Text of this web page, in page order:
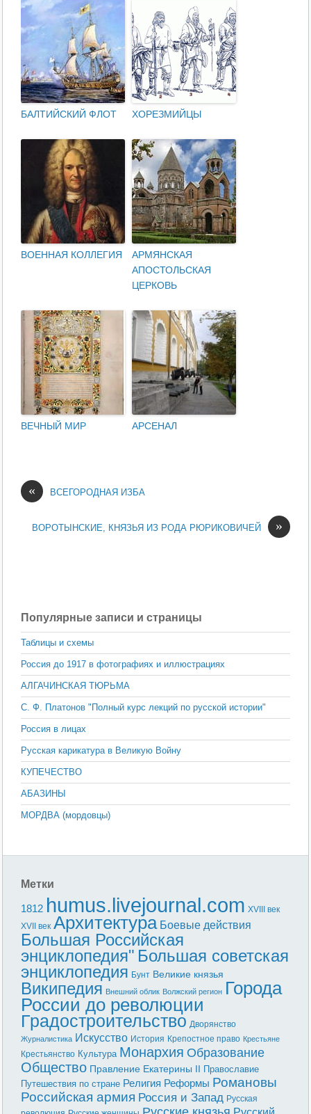
БАЛТИЙСКИЙ ФЛОТ ХОРЕЗМИЙЦЫ
ВОЕННАЯ КОЛЛЕГИЯ
АРМЯНСКАЯ
АПОСТОЛЬСКАЯ
ЦЕРКОВЬ
ВЕЧНЫЙ МИР АРСЕНАЛ
« ВСЕГОРОДНАЯ ИЗБА
»
ВОРОТЫНСКИЕ, КНЯЗЬЯ ИЗ РОДА РЮРИКОВИЧЕЙ
Популярные записи и страницы
Таблицы и схемы
Россия до 1917 в фотографиях и иллюстрациях
АЛГАЧИНСКАЯ ТЮРЬМА
С. Ф. Платонов "Полный курс лекций по русской истории"
Россия в лицах
Русская карикатура в Великую Войну
КУПЕЧЕСТВО
АБАЗИНЫ
МОРДВА (мордовцы)
Метки
1812 humus.livejournal.com XVIII век
XVII век Архитектура Боевые действия
Большая Российская
энциклопедия" Большая советская
энциклопедия Бунт Великие князья
Википедия Внешний облик Волжский регион Города
России до революции
Градостроительство Дворянство
Журналистика Искусство История Крепостное право Крестьяне
Крестьянство Культура Монархия Образование
Общество Правление Екатерины II Православие
Путешествия по стране Религия Реформы Романовы
Российская армия Россия и Запад Русская